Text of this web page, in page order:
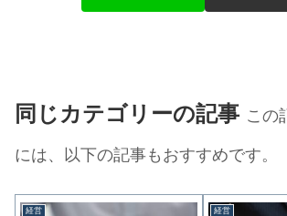
同じカテゴリーの記事 この
には、以下の記事もおすすめです。
経営 経営